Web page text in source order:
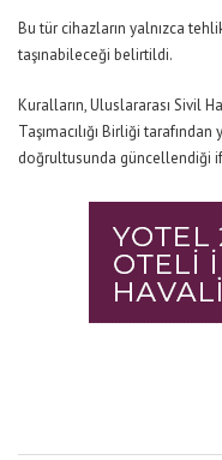
Bu tür cihazların yalnızca
taşınabileceği belirtildi.
Kuralların, Uluslararası Sivil
Taşımacılığı Birliği
doğrultusunda güncellendiği